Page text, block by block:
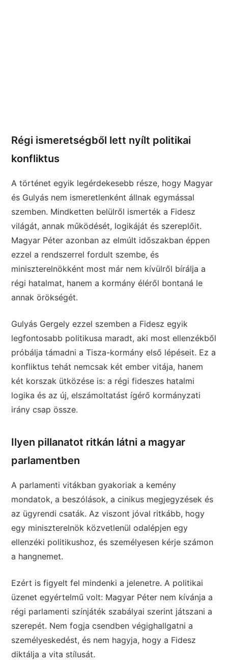
Régi ismeretségből lett nyílt politikai
konfliktus
A történet egyik legérdekesebb része, hogy Magyar
és Gulyás nem ismeretlenként állnak egymással
szemben. Mindketten belülről ismerték a Fidesz
világát, annak működését, logikáját és szereplőit.
Magyar Péter azonban az elmúlt időszakban éppen
ezzel a rendszerrel fordult szembe, és
miniszterelnökként most már nem kívülről bírálja a
régi hatalmat, hanem a kormány éléről bontaná le
annak örökségét.
Gulyás Gergely ezzel szemben a Fidesz egyik
legfontosabb politikusa maradt, aki most ellenzékből
próbálja támadni a Tisza-kormány első lépéseit. Ez a
konfliktus tehát nemcsak két ember vitája, hanem
két korszak ütközése is: a régi fideszes hatalmi
logika és az új, elszámoltatást ígérő kormányzati
irány csap össze.
Ilyen pillanatot ritkán látni a magyar
parlamentben
A parlamenti vitákban gyakoriak a kemény
mondatok, a beszólások, a cinikus megjegyzések és
az ügyrendi csaták. Az viszont jóval ritkább, hogy
egy miniszterelnök közvetlenül odalépjen egy
ellenzéki politikushoz, és személyesen kérje számon
a hangnemet.
Ezért is figyelt fel mindenki a jelenetre. A politikai
üzenet egyértelmű volt: Magyar Péter nem kívánja a
régi parlamenti színjáték szabályai szerint játszani a
szerepét. Nem fogja csendben végighallgatni a
személyeskedést, és nem hagyja, hogy a Fidesz
diktálja a vita stílusát.